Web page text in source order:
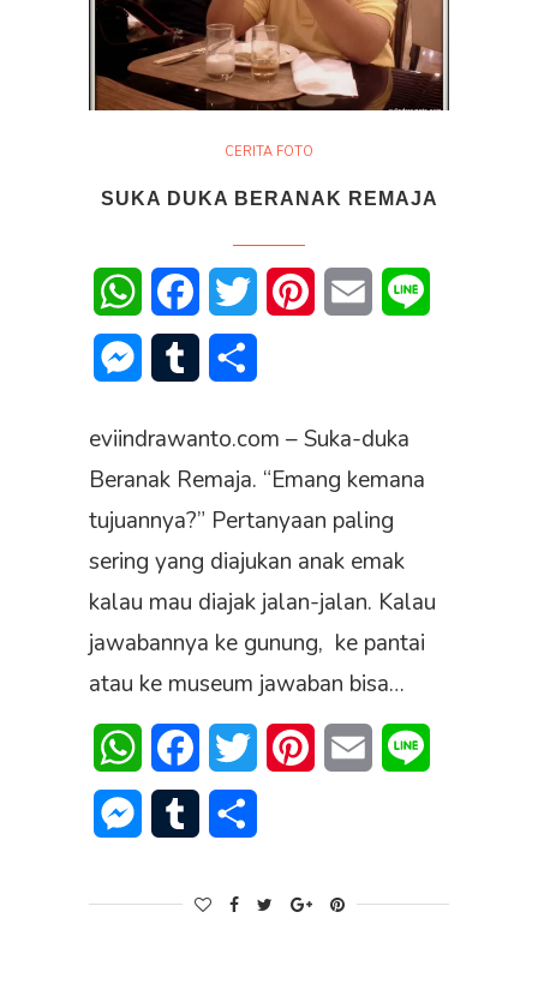
CERITA FOTO
SUKA DUKA BERANAK REMAJA
WhatsAppFacebookTwitter PinterestEmail
Messenger
Tumblr
eviindrawanto.com – Suka-duka
Beranak Remaja. “Emang kemana
tujuannya?” Pertanyaan paling
sering yang diajukan anak emak
kalau mau diajak jalan-jalan. Kalau
jawabannya ke gunung, ke pantai
atau ke museum jawaban bisa…
WhatsAppFacebookTwitter PinterestEmail
Messenger
Tumblr